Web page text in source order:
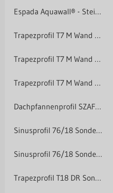
Espada Aquawall® - Steinoptik Made in Germany
Trapezprofil T7 M Wand - beidseitig 25 µm Beschichtung
Trapezprofil T7 M Wand - beidseitig 25 µm Beschichtung
Trapezprofil T7 M Wand Sonderposten
Dachpfannenprofil SZAFIR Sonderposten
Sinusprofil 76/18 Sonderposten
Sinusprofil 76/18 Sonderposten
Trapezprofil T18 DR Sonderposten